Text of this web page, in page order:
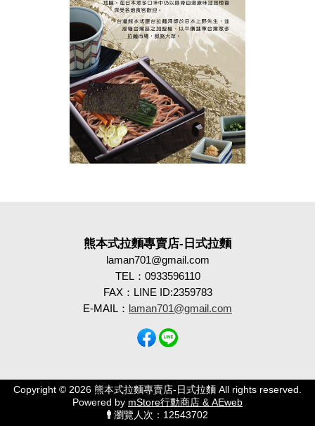
熊本式拉麵專賣店-日式拉麵
laman701@gmail.com
TEL：0933596110
FAX：LINE ID:2359783
E-MAIL： laman701@gmail.com
Copyright © 2026 熊本式拉麵專賣店-日式拉麵 All rights reserved.
Powered by mStore行動商店 & AEweb
瀏覽人次：12543702